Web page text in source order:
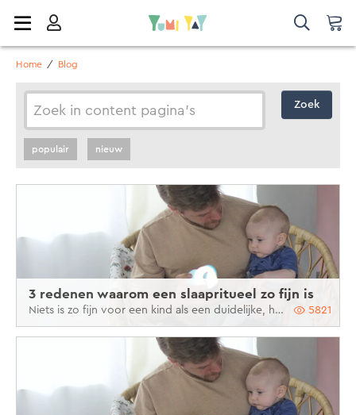
Home / Blog
Zoek
populair nieuw
3 redenen waarom een slaapritueel zo fijn is
Niets is zo fijn voor een kind als een duidelijke, herkenbare slaaproutine. 5821